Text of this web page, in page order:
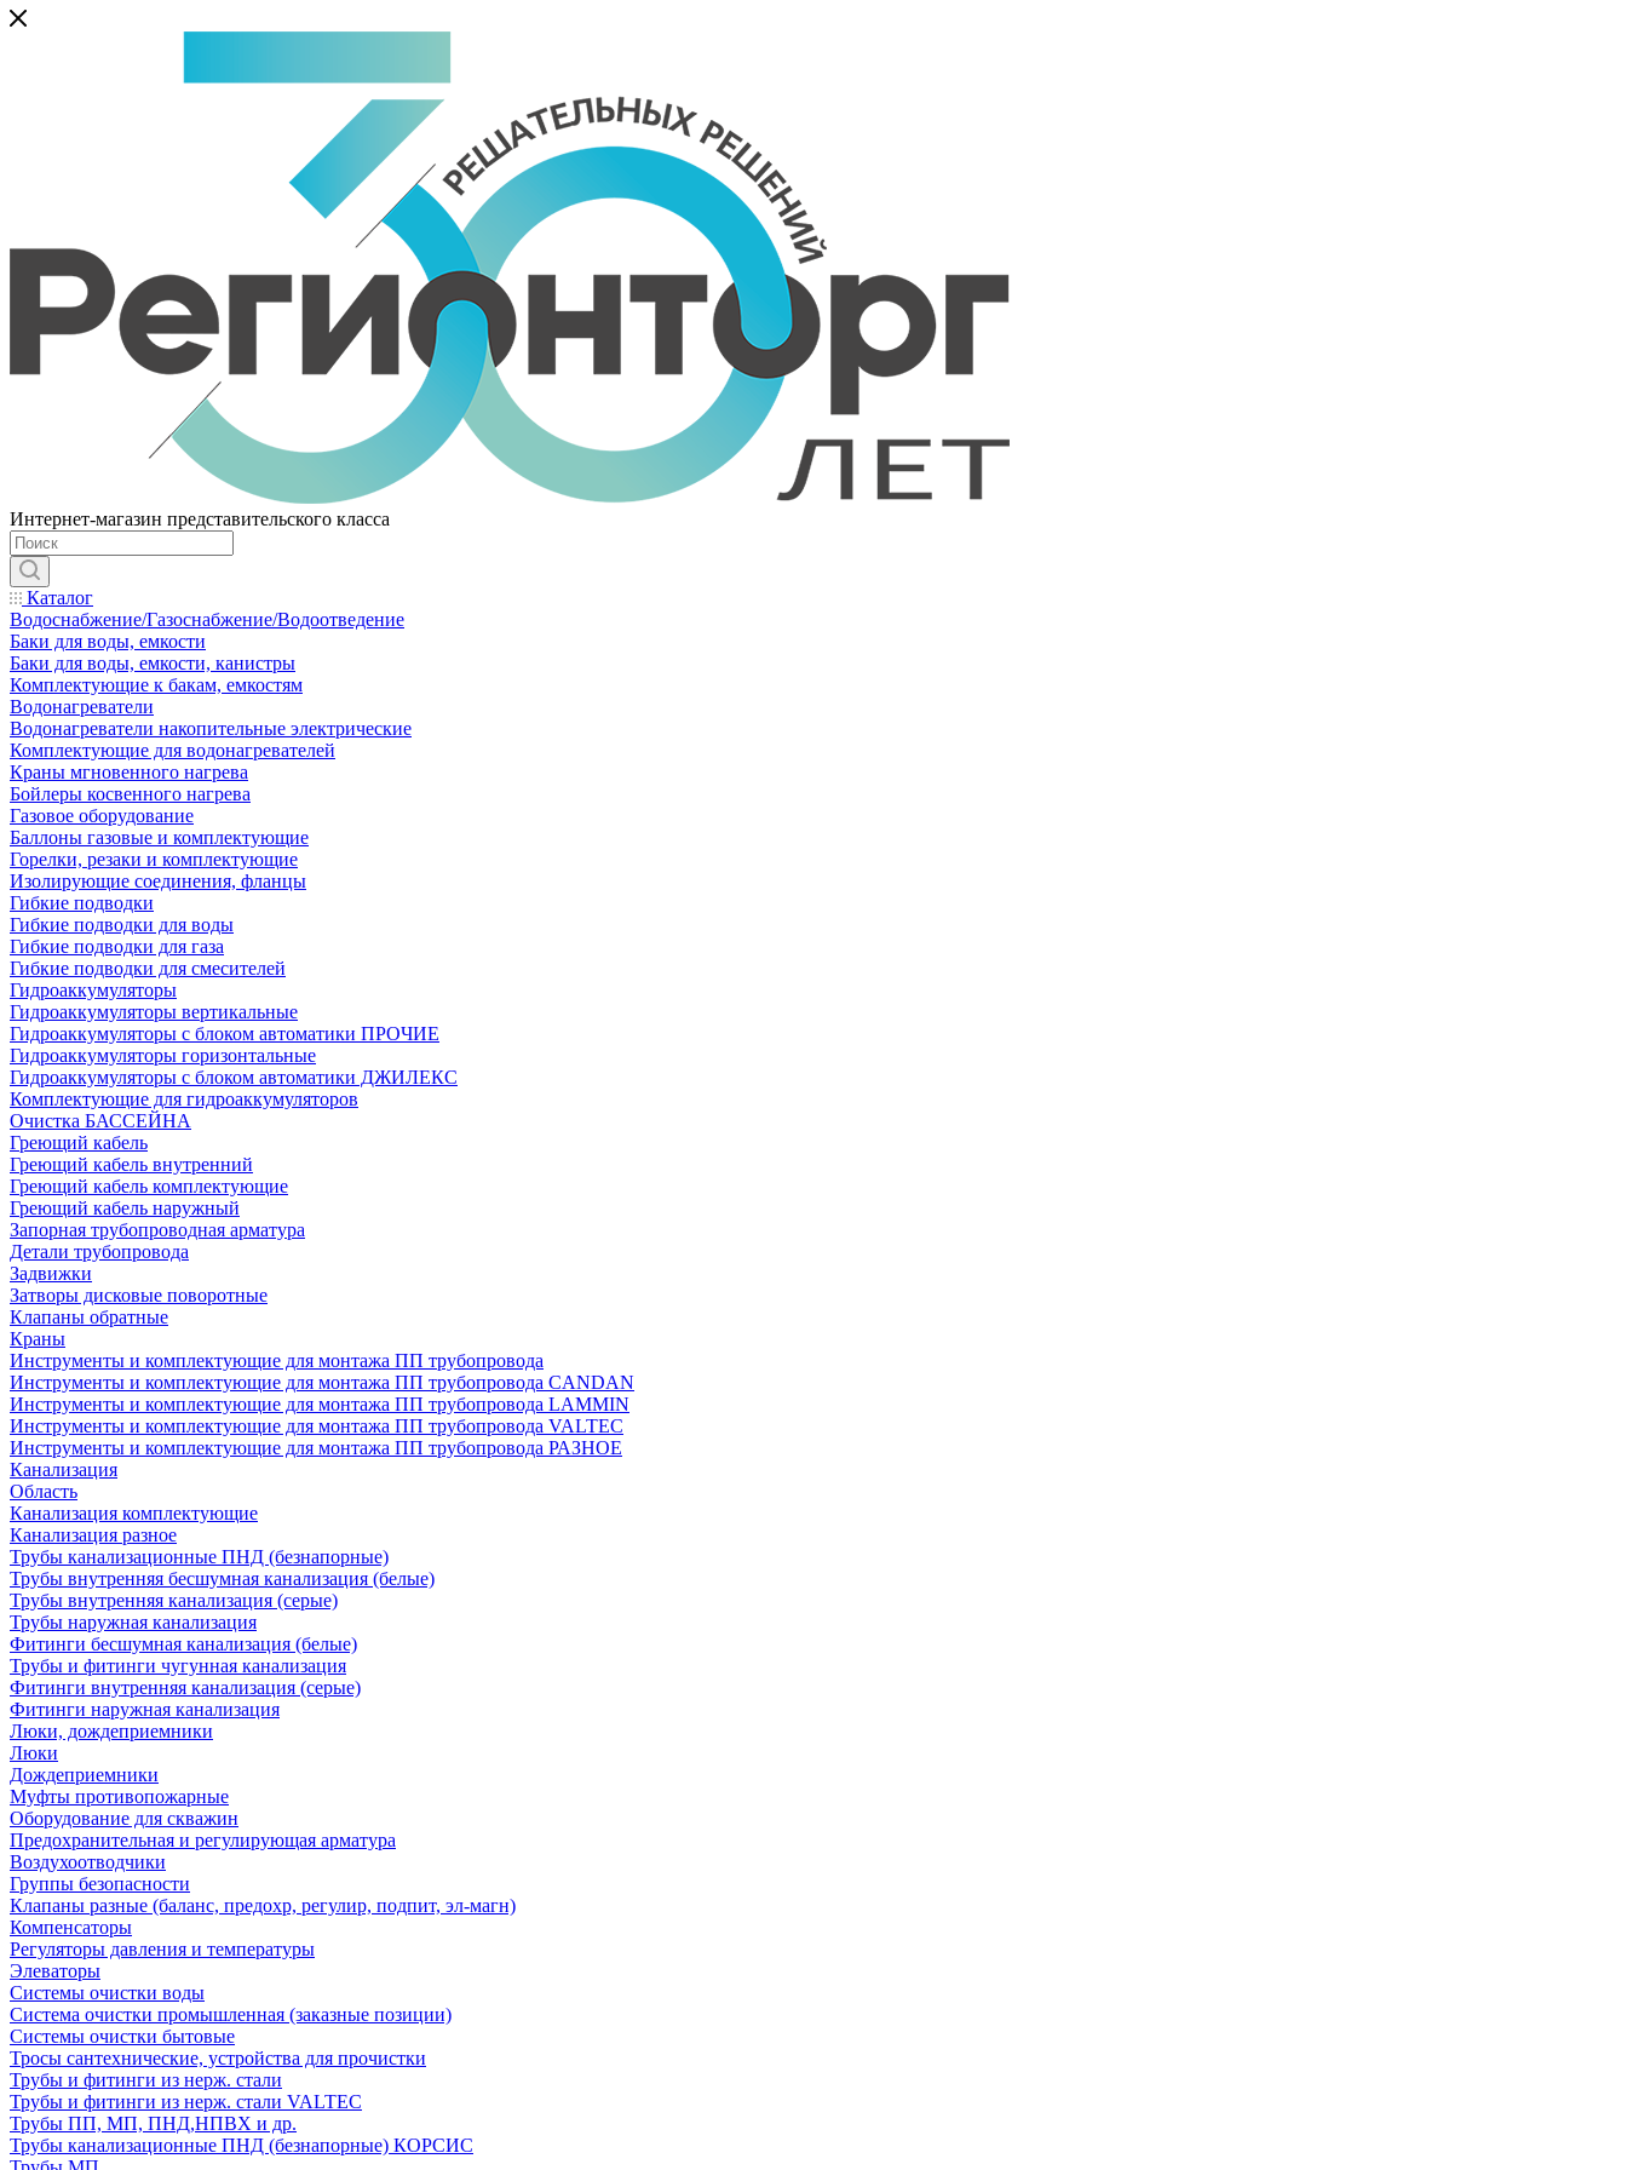
Интернет-магазин представительского класса
Каталог
Водоснабжение/Газоснабжение/Водоотведение
Баки для воды, емкости
Баки для воды, емкости, канистры
Комплектующие к бакам, емкостям
Водонагреватели
Водонагреватели накопительные электрические
Комплектующие для водонагревателей
Краны мгновенного нагрева
Бойлеры косвенного нагрева
Газовое оборудование
Баллоны газовые и комплектующие
Горелки, резаки и комплектующие
Изолирующие соединения, фланцы
Гибкие подводки
Гибкие подводки для воды
Гибкие подводки для газа
Гибкие подводки для смесителей
Гидроаккумуляторы
Гидроаккумуляторы вертикальные
Гидроаккумуляторы с блоком автоматики ПРОЧИЕ
Гидроаккумуляторы горизонтальные
Гидроаккумуляторы с блоком автоматики ДЖИЛЕКС
Комплектующие для гидроаккумуляторов
Очистка БАССЕЙНА
Греющий кабель
Греющий кабель внутренний
Греющий кабель комплектующие
Греющий кабель наружный
Запорная трубопроводная арматура
Детали трубопровода
Задвижки
Затворы дисковые поворотные
Клапаны обратные
Краны
Инструменты и комплектующие для монтажа ПП трубопровода
Инструменты и комплектующие для монтажа ПП трубопровода CANDAN
Инструменты и комплектующие для монтажа ПП трубопровода LAMMIN
Инструменты и комплектующие для монтажа ПП трубопровода VALTEC
Инструменты и комплектующие для монтажа ПП трубопровода РАЗНОЕ
Канализация
Область
Канализация комплектующие
Канализация разное
Трубы канализационные ПНД (безнапорные)
Трубы внутренняя бесшумная канализация (белые)
Трубы внутренняя канализация (серые)
Трубы наружная канализация
Фитинги бесшумная канализация (белые)
Трубы и фитинги чугунная канализация
Фитинги внутренняя канализация (серые)
Фитинги наружная канализация
Люки, дождеприемники
Люки
Дождеприемники
Муфты противопожарные
Оборудование для скважин
Предохранительная и регулирующая арматура
Воздухоотводчики
Группы безопасности
Клапаны разные (баланс, предохр, регулир, подпит, эл-магн)
Компенсаторы
Регуляторы давления и температуры
Элеваторы
Системы очистки воды
Система очистки промышленная (заказные позиции)
Системы очистки бытовые
Тросы сантехнические, устройства для прочистки
Трубы и фитинги из нерж. стали
Трубы и фитинги из нерж. стали VALTEC
Трубы ПП, МП, ПНД,НПВХ и др.
Трубы канализационные ПНД (безнапорные) КОРСИС